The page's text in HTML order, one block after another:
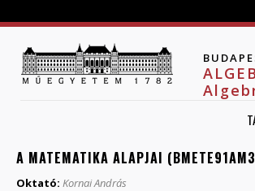
A MATEMATIKA ALAPJAI
Oktató: Kornai András